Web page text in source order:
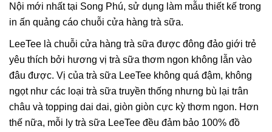
Nội mới nhất tại Song Phú, sử dụng làm mẫu thiết kế trong
in ấn quảng cáo chuỗi cửa hàng trà sữa.
LeeTee là chuỗi cửa hàng trà sữa được đông đảo giới trẻ
yêu thích bởi hương vị trà sữa thơm ngon không lẫn vào
đâu được. Vị của trà sữa LeeTee không quá đậm, không
ngọt như các loại trà sữa truyền thống nhưng bù lại trân
châu và topping dai dai, giòn giòn cực kỳ thơm ngon. Hơn
thế nữa, mỗi ly trà sữa LeeTee đều đảm bảo 100% đồ